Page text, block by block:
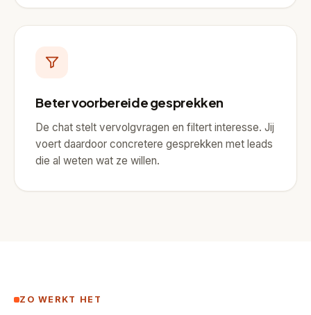
Beter voorbereide gesprekken
De chat stelt vervolgvragen en filtert interesse. Jij
voert daardoor concretere gesprekken met leads
die al weten wat ze willen.
ZO WERKT HET